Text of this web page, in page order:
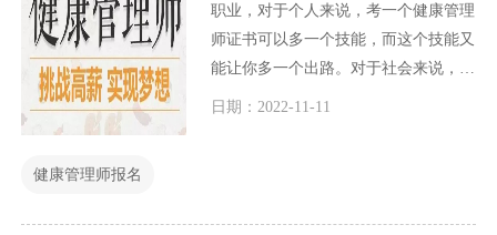
职业，对于个人来说，考一个健康管理
师证书可以多一个技能，而这个技能又
能让你多一个出路。对于社会来说，我
国是一个人口大国，特别是这几年人口
日期：2022-11-11
健康管理师报名